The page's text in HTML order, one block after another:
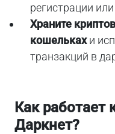
регистрации
Храните
кошелькахи
транзакций в
Как работает
Даркнет?